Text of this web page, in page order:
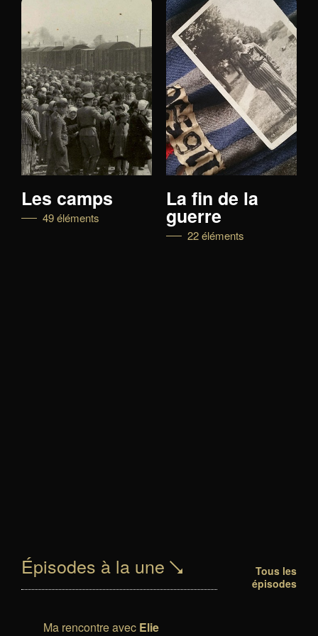
Les camps
49 éléments
La fin de la
guerre
22 éléments
Épisodes à la une
Tous les
épisodes
Ma rencontre avec Elie